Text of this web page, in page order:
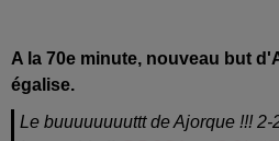
A la 70e minute, nouveau but
égalise.
Le buuuuuuuuttt de Ajorque !!! 2-